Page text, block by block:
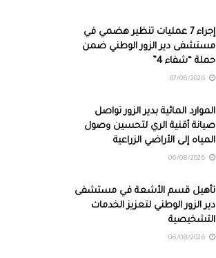
إجراء 7 عمليات تنظير هضمي في
مستشفى دير الزور الوطني ضمن
حملة “شفاء 4”
الموارد المائية بدير الزور تواصل
صيانة أقنية الري لتحسين وصول
المياه إلى الأراضي الزراعية
تأهيل قسم الأشعة في مستشفى
دير الزور الوطني لتعزيز الخدمات
التشخيصية